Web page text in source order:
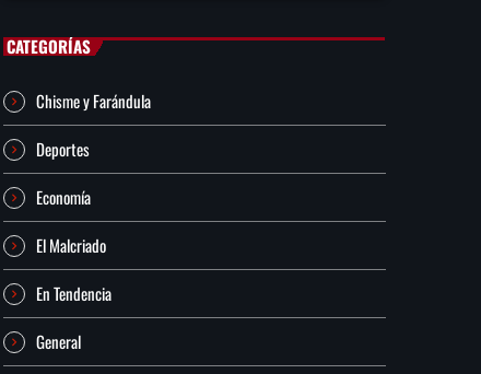
CATEGORÍAS
Chisme y Farándula
Deportes
Economía
El Malcriado
En Tendencia
General